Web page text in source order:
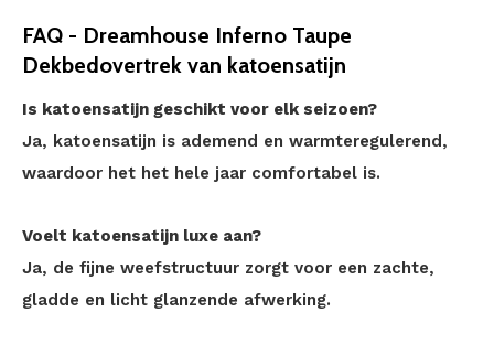
FAQ - Dreamhouse Inferno Taupe
Dekbedovertrek van katoensatijn
Is katoensatijn geschikt voor elk seizoen?
Ja, katoensatijn is ademend en warmteregulerend,
waardoor het het hele jaar comfortabel is.
Voelt katoensatijn luxe aan?
Ja, de fijne weefstructuur zorgt voor een zachte,
gladde en licht glanzende afwerking.